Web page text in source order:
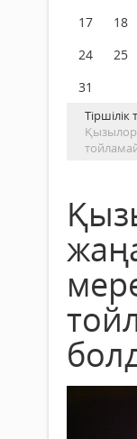
17
18
24
25
31